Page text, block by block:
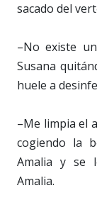
sacado del
–No existe
Susana
huele a
–Me limpia el
cogiendo la
Amalia y se
Amalia.